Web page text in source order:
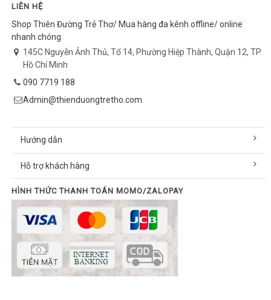
LIÊN HỆ
Shop Thiên Đường Trẻ Thơ/ Mua hàng đa kênh offline/ online
nhanh chóng
145C Nguyễn Ảnh Thủ, Tổ 14, Phường Hiệp Thành, Quận 12, TP.
Hồ Chí Minh
090 7719 188
Admin@thienduongtretho.com
Hướng dẫn
Hỗ trợ khách hàng
HÌNH THỨC THANH TOÁN MOMO/ZALOPAY